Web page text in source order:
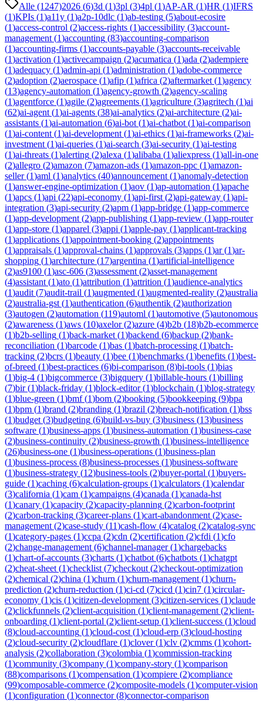
Alle (1247)2026 (6)3d (1)3pl (3)4pl (1)AP-AR (1)HR (1)IFRS
(1)KPIs (1)a11y (1)a2p-10dlc (1)ab-testing (5)about-ecosire
(1)access-control (2)access-rights (1)accessibility (3)account-
management (1)accounting (83)accounting-comparison
(1)accounting-firms (1)accounts-payable (3)accounts-receivable
(1)activation (1)activecampaign (2)acumatica (1)ada (2)adempiere
(1)adequacy (1)admin-api (1)administration (1)adobe-commerce
(2)adoption (2)aerospace (1)afip (1)africa (2)aftermarket (1)agency
(13)agency-automation (1)agency-growth (2)agency-scaling
(1)agentforce (1)agile (2)agreements (1)agriculture (3)agritech (1)ai
(62)ai-agent (1)ai-agents (38)ai-analytics (2)ai-architecture (2)ai-
assistants (1)ai-automation (6)ai-bot (1)ai-chatbot (1)ai-comparison
(1)ai-content (1)ai-development (1)ai-ethics (1)ai-frameworks (2)ai-
investment (1)ai-queries (1)ai-search (3)ai-security (1)ai-testing
(1)ai-threats (1)alerting (2)alexa (1)alibaba (1)aliexpress (1)all-in-one
(2)allegro (2)amazon (7)amazon-ads (1)amazon-ppc (1)amazon-
seller(1)aml (1)analytics (40)announcement (1)anomaly-detection
(1)answer-engine-optimization (1)aov (1)ap-automation (1)apache
(1)apcs (1)api (22)api-economy (1)api-first (2)api-gateway (1)api-
integration (3)api-security (2)apm (1)app-bridge (1)app-commerce
(1)app-development (2)app-publishing (1)app-review (1)app-router
(1)app-store (1)apparel (3)appi (1)apple-pay (1)applicant-tracking
(1)applications (1)appointment-booking (2)appointments
(1)appraisals (1)approval-chains (1)approvals (3)apps (1)ar(1)ar-
shopping (1)architecture (17)argentina (1)artificial-intelligence
(2)as9100 (1)asc-606 (3)assessment (2)asset-management
(4)assistant (1)ato (1)attribution (1)attrition (1)audience-analytics
(1)audit (7)audit-trail (1)augmented (1)augmented-reality (2)australia
(2)australia-gst (1)authentication (6)authentik (2)authorization
(3)autogen (2)automation (119)automl (1)automotive (5)autonomous
(2)awareness (1)aws (10)axelor(2)azure (4)b2b (18)b2b-ecommerce
(1)b2b-selling (1)back-market (1)backend (6)backup (2)bank-
reconciliation (1)barcode (1)bas (1)batch-processing (1)batch-
tracking (2)bcrs (1)beauty (1)bee (1)benchmarks (1)benefits (1)best-
of-breed (1)best-practices (6)bi-comparison (8)bi-tools (1)bias
(1)big-4 (1)bigcommerce (3)bigquery (1)billable-hours (1)billing
(7)bir(1)black-friday (1)block-editor(1)blockchain (1)blog-strategy
(1)blue-green (1)bmf(1)bom (2)booking (5)bookkeeping (9)bpa
(1)bpm (1)brand (2)branding (1)brazil (2)breach-notification (1)bss
(1)budget (3)budgeting (6)build-vs-buy (3)business (13)business
software (1)business-apps (1)business-automation (1)business-case
(2)business-continuity (2)business-growth (1)business-intelligence
(26)business-one (1)business-operations (1)business-plan
(1)business-process (8)business-processes (1)business-software
(1)business-strategy (12)business-tools (2)buyer-portal (1)buyers-
guide (1)caching (6)calculation-groups (1)calculators (1)calendar
(3)california (1)cam (1)campaigns (4)canada (1)canada-hst
(1)canary (1)capacity (2)capacity-planning (2)carbon-footprint
(2)carbon-tracking (3)career-plans (1)cart-abandonment (2)case-
management (2)case-study (11)cash-flow (4)catalog (2)catalog-sync
(1)category-pages (1)ccpa (2)cdn (2)certification (2)cfdi (1)cfo
(2)change-management (6)channel-manager(1)chargebacks
(1)chart-of-accounts (3)charts (1)chatbot (6)chatbots (1)chatgpt
(2)cheat-sheet (1)checklist (7)checkout (2)checkout-optimization
(2)chemical (2)china (1)churn (1)churn-management (1)churn-
prediction (2)churn-reduction (1)ci-cd (7)cicd (1)cin7 (1)circular-
economy (1)cis (1)citizen-development (3)citizen-services (1)claude
(2)clickfunnels (2)client-acquisition (1)client-management (2)client-
onboarding (1)client-portal (2)client-setup (1)client-success (1)cloud
(8)cloud-accounting (1)cloud-cost (1)cloud-erp (3)cloud-hosting
(2)cloud-security (2)cloudflare (1)clover(1)clv (2)cmms (1)cohort-
analysis (2)collaboration (3)colombia (1)commission-tracking
(1)community (3)company (1)company-story (1)comparison
(88)comparisons (1)compensation (1)compiere (2)compliance
(99)composable-commerce (2)composite-models (1)computer-vision
(1)configuration (1)connector(8)connector-comparison